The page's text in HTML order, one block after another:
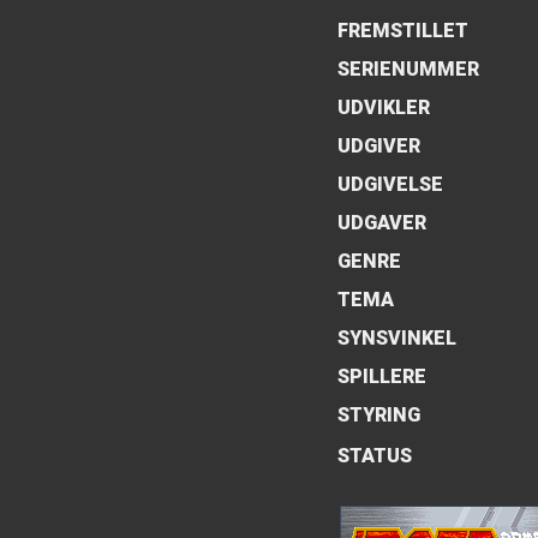
FREMSTILLET
SERIENUMMER
UDVIKLER
UDGIVER
UDGIVELSE
UDGAVER
GENRE
TEMA
SYNSVINKEL
SPILLERE
STYRING
STATUS